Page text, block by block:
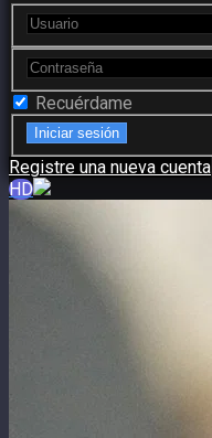
Recuérdame
Registre una nueva cuenta
HD